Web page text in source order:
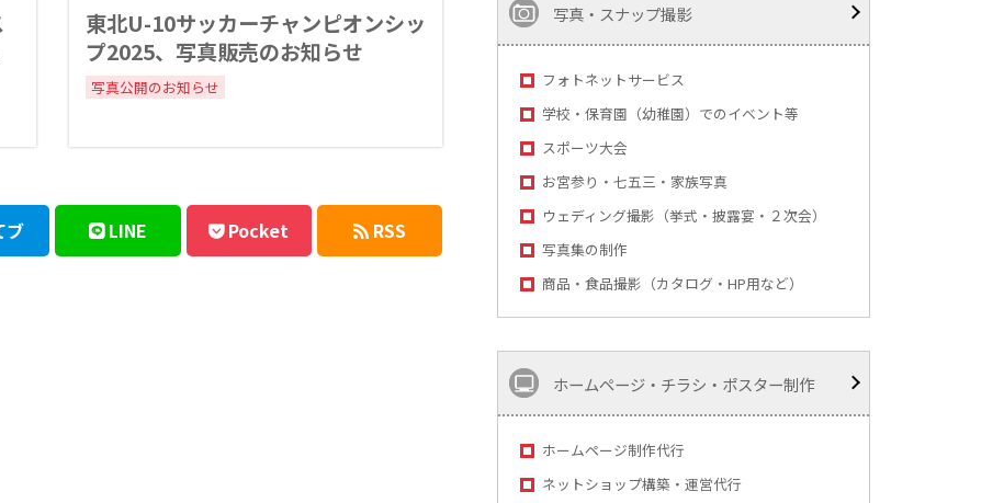
ブ LINE Pocket RSS
東北U-10サッカーチャンピオンシッ
プ2025、写真販売のお知らせ
写真公開のお知らせ
写真・スナップ撮影
フォトネットサービス
学校・保育園（幼稚園）でのイベント等
スポーツ大会
お宮参り・七五三・家族写真
ウェディング撮影（挙式・披露宴・２次会）
写真集の制作
商品・食品撮影（カタログ・HP用など）
ホームページ・チラシ・ポスター制作
ホームページ制作代行
ネットショップ構築・運営代行